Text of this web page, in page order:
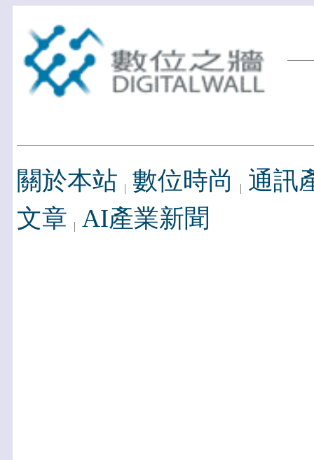
關於本站 數位時尚
通訊
文章 AI產業新聞